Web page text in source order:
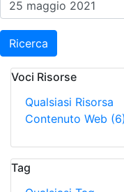
Ricerca
Voci Risorse
Qualsiasi Risorsa
Contenuto Web (6)
Tag